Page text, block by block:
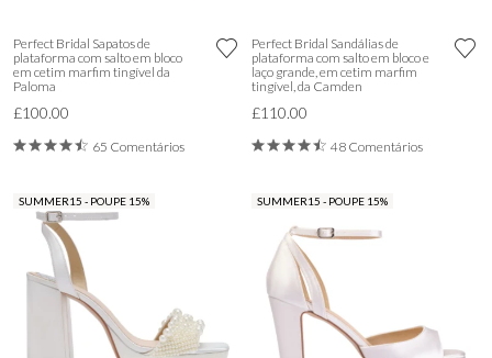
Perfect Bridal Sapatos de
plataforma com salto em bloco
em cetim marfim tingível da
Paloma
£100.00
65 Comentários
Perfect Bridal Sandálias de
plataforma com salto em bloco e
laço grande, em cetim marfim
tingível, da Camden
£110.00
48 Comentários
SUMMER15 - POUPE 15% SUMMER15 - POUPE 15%